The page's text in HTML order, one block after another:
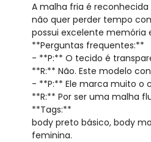
A malha fria é
não quer perder tempo
possui excelente
**Perguntas frequentes:**
- **P:** O tecido é
**R:** Não. Este modelo
- **P:** Ele marca muito o
**R:** Por ser uma malha
**Tags:**
body preto básico, body
feminina.